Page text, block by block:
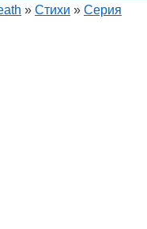
» Стихи » Серия